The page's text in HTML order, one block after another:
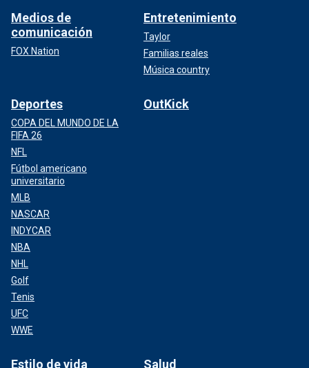
Medios de
comunicación
FOX Nation
Entretenimiento
Taylor
Familias reales
Música country
Deportes
COPA DEL MUNDO DE LA
FIFA 26
NFL
Fútbol americano
universitario
MLB
NASCAR
INDYCAR
NBA
NHL
Golf
Tenis
UFC
WWE
OutKick
Estilo de vida Salud